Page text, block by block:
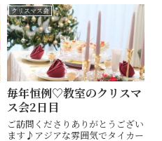
くださる生徒様、はじめましての
方も、仲良く楽しんでくださいま
した。プレゼント交換のあったク
ラスもあればクリスマスイベ...
クリスマス会
毎年恒例♡教室のクリスマ
ス会2日目
ご訪問くださりありがとうござい
ます♪アジアな雰囲気でタイカー